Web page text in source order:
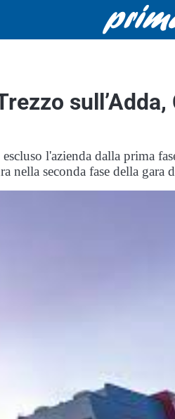
l'azienda dalla prima
nella seconda fase della gara